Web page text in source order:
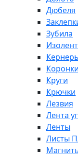
Дюбеля
Зубила
Коронки
Круги
Крючки
Лезвия
Лента
Ленты
Листы